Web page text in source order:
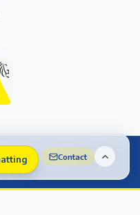
Contact
voorbehouden.
bv